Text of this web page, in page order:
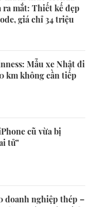
ra mắt: Thiết kế đẹp
giá chỉ 34 triệu
Mẫu xe Nhật đi
km không cần tiếp
cũ vừa bị
tử"
doanh nghiệp thép –